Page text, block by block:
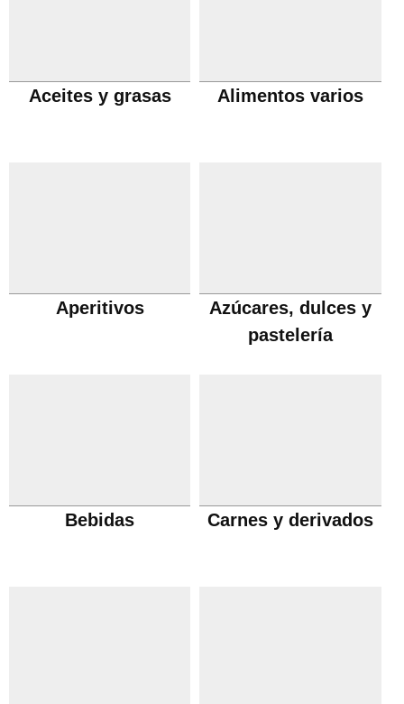
Aceites y grasas Alimentos varios
Aperitivos
Azúcares, dulces y
pastelería
Bebidas Carnes y derivados